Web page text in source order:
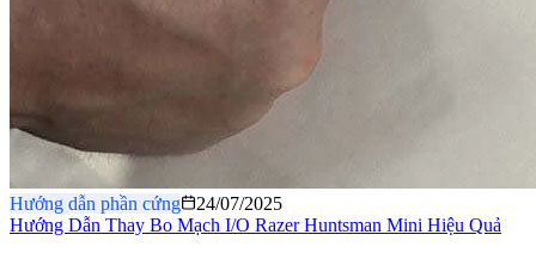
Hướng dẫn phần cứng
24/07/2025
Hướng Dẫn Thay Bo Mạch I/O Razer Huntsman Mini Hiệu Quả